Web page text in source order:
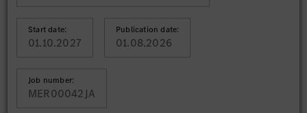
Start date:
01.10.2027
Publication date:
01.08.2026
Job number:
MER00042JA